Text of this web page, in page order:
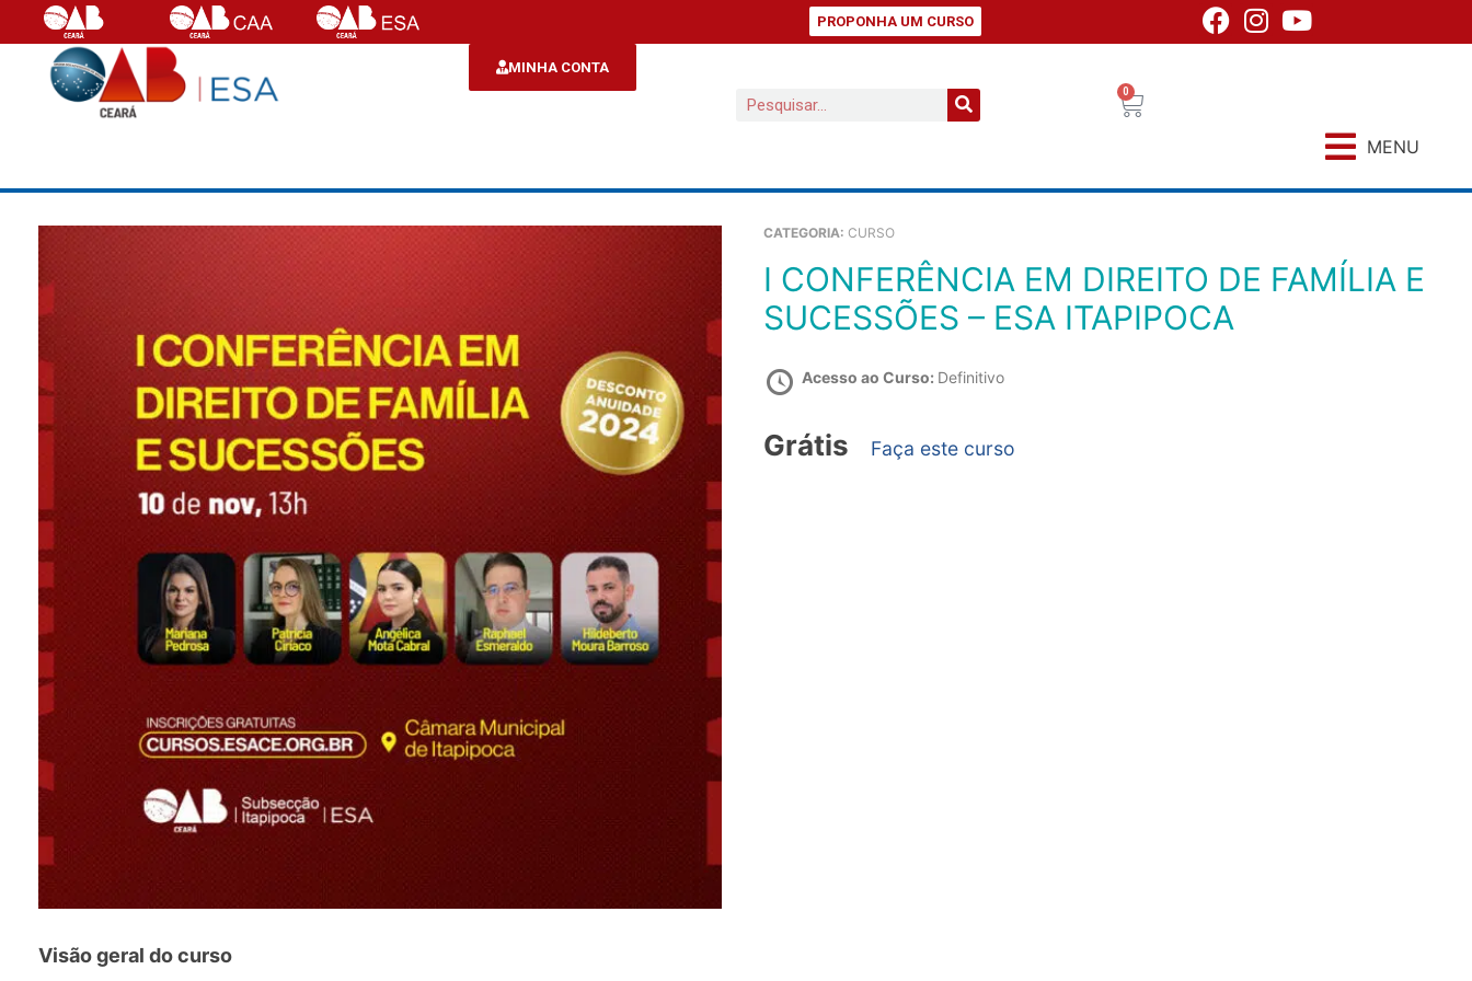
PROPONHA UM CURSO
MINHA CONTA
0
MENU
CATEGORIA:CURSO
I CONFERÊNCIA EM DIREITO DE FAMÍLIA E
SUCESSÕES – ESA ITAPIPOCA
Acesso ao Curso: Definitivo
Grátis Faça este curso
Visão geral do curso